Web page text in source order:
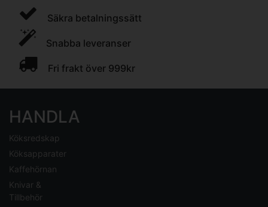
Säkra betalningssätt
Snabba leveranser
Fri frakt över 999kr
HANDLA
Köksredskap
Köksapparater
Kaffehörnan
Knivar &
Tillbehör